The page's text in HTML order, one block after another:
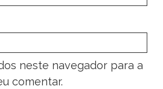
neste navegador para a
comentar.